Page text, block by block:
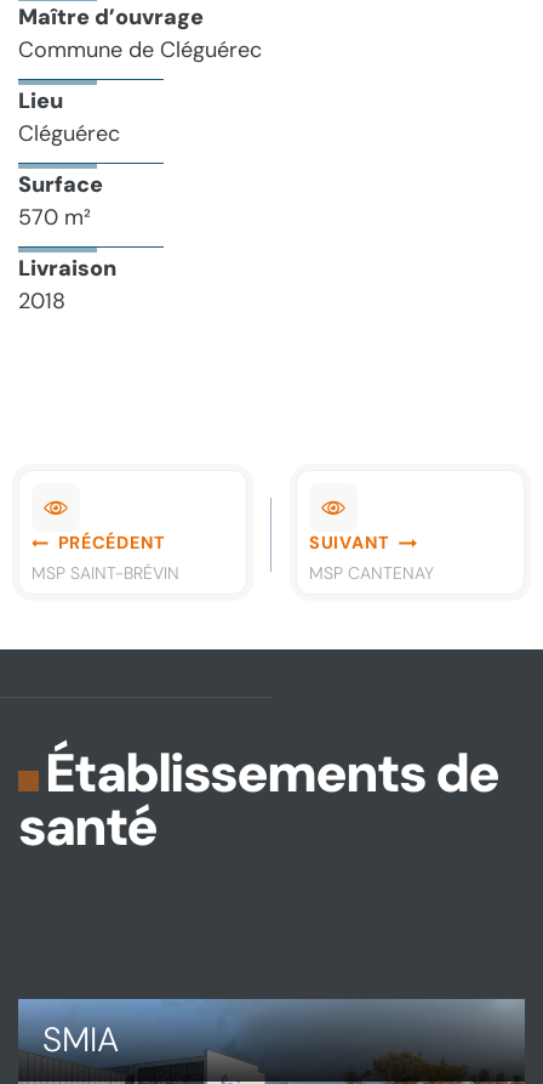
Maître d’ouvrage
Commune de Cléguérec
Lieu
Cléguérec
Surface
570 m²
Livraison
2018
Navigation
de
l’article
PRÉCÉDENT
MSP SAINT-BRÉVIN
SUIVANT
MSP CANTENAY
Établissements de
santé
SMIA
DÉCOUVRIR